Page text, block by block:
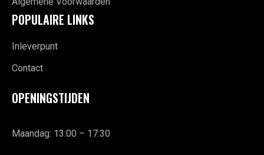
POPULAIRE LINKS
Inleverpunt
Contact
OPENINGSTIJDEN
Maandag: 13:00 – 17:30